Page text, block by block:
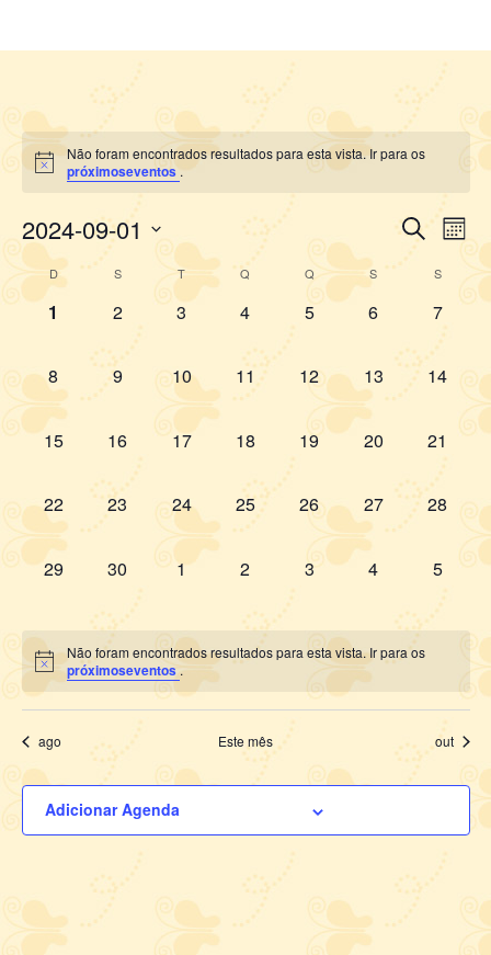
Não foram encontrados resultados para esta vista. Ir para os
próximoseventos.
e
visuais
de
Eventos
Procurar
Eventosdo
Mês
2024-09-01
Selecione
a
data.
Calendárior
de
D S T Q Q S S
0
1
0
evento,
2
0
3
0
evento,
4
0
5
0
6
0
evento,
7
0
evento,
8
0
evento,
9
0
evento,
10
0
evento,
11
0
evento,
12
0
evento,
13
0
evento,
14
0
15
0
evento,
16
0
17
0
evento,
18
0
19
0
20
0
evento,
21
0
evento,
22
0
23
0
evento,
24
0
evento,
25
0
evento,
26
0
evento,
27
0
evento,
28
0
29
0
evento,
30
0
1
0
evento,
2
0
3
0
4
0
evento,
5
Não foram encontrados resultados para esta vista. Ir para os
próximoseventos.
ago Este mês out
Adicionar Agenda